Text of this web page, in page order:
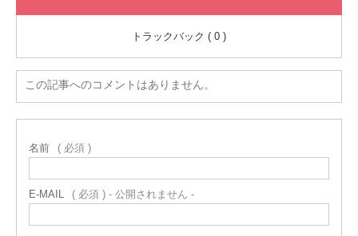
トラックバック ( 0 )
この記事へのコメントはありません。
名前 ( 必須 )
E-MAIL ( 必須 ) - 公開されません -